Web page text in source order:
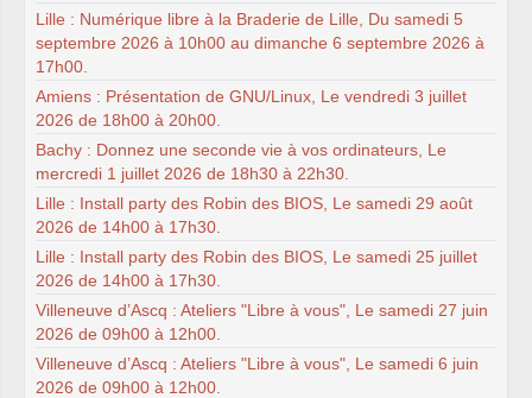
Lille : Numérique libre à la Braderie de Lille, Du samedi 5
septembre 2026 à 10h00 au dimanche 6 septembre 2026 à
17h00.
Amiens : Présentation de GNU/Linux, Le vendredi 3 juillet
2026 de 18h00 à 20h00.
Bachy : Donnez une seconde vie à vos ordinateurs, Le
mercredi 1 juillet 2026 de 18h30 à 22h30.
Lille : Install party des Robin des BIOS, Le samedi 29 août
2026 de 14h00 à 17h30.
Lille : Install party des Robin des BIOS, Le samedi 25 juillet
2026 de 14h00 à 17h30.
Villeneuve d’Ascq : Ateliers "Libre à vous", Le samedi 27 juin
2026 de 09h00 à 12h00.
Villeneuve d’Ascq : Ateliers "Libre à vous", Le samedi 6 juin
2026 de 09h00 à 12h00.